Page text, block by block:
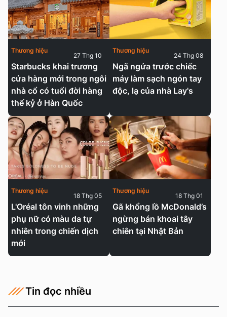
Starbucks khai trương
cửa hàng mới trong ngôi
nhà cổ có tuổi đời hàng
thế kỷ ở Hàn Quốc
Thương hiệu
27 Thg 10
Ngã ngửa trước chiếc
máy làm sạch ngón tay
độc, lạ của nhà Lay's
Thương hiệu
24 Thg 08
L'Oréal tôn vinh những
phụ nữ có màu da tự
nhiên trong chiến dịch
mới
Thương hiệu
18 Thg 05
Gã khổng lồ McDonald’s
ngừng bán khoai tây
chiên tại Nhật Bản
Thương hiệu
18 Thg 01
Tin đọc nhiều